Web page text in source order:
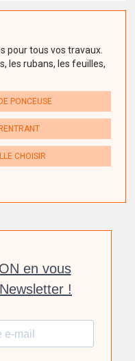
pour tous vos travaux.
les rubans, les feuilles,
PONCEUSE
CHOISIR